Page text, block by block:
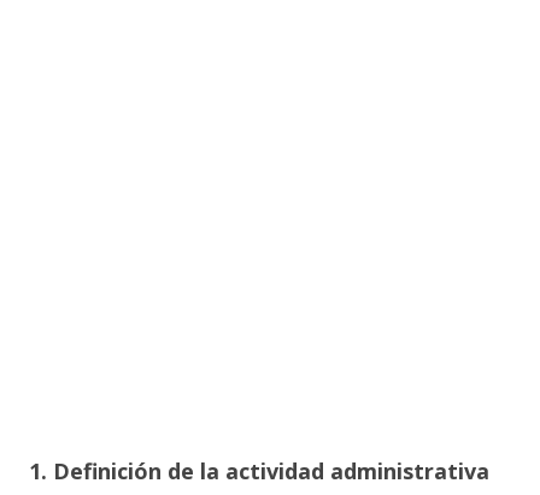
1. Definición de la actividad administrativa